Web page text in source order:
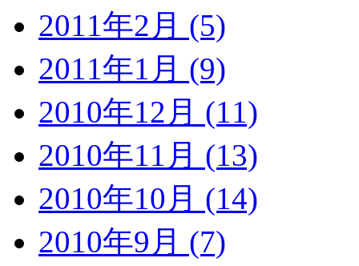
2011年2月 (5)
2011年1月 (9)
2010年12月 (11)
2010年11月 (13)
2010年10月 (14)
2010年9月 (7)